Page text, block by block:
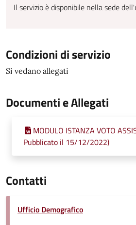
Il servizio è disponibile nella sede
Condizioni di servizio
Si vedano allegati
Documenti e Allegati
MODULO ISTANZA VOTO
Pubblicato il 15/12/2022)
Contatti
Ufficio Demografico